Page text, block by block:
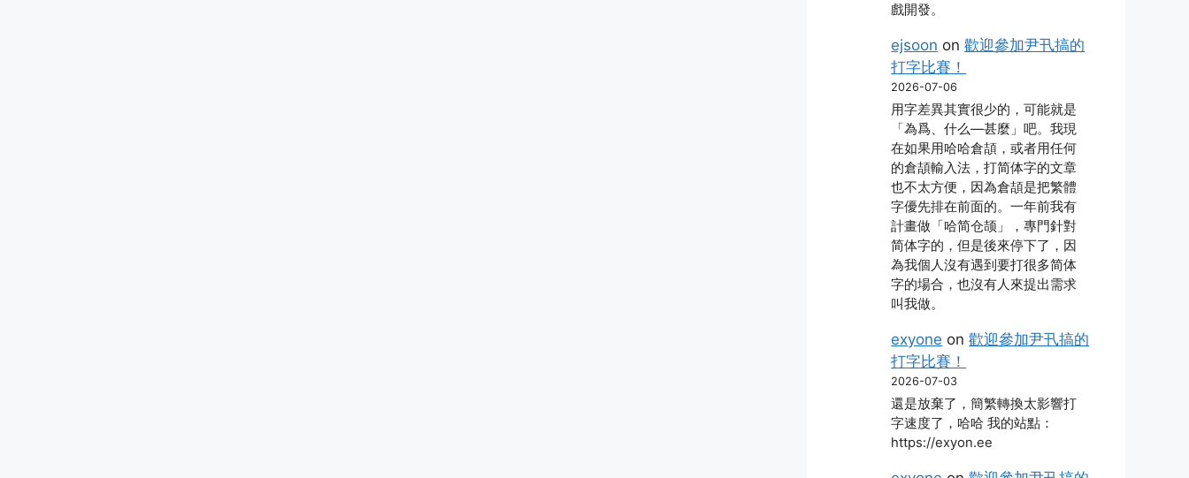
戲開發。
ejsoon on歡迎參加尹卂搞的
打字比賽！
2026-07-06
用字差異其實很少的，可能就是
「為爲、什么―甚麼」吧。我現
在如果用哈哈倉頡，或者用任何
的倉頡輸入法，打简体字的文章
也不太方便，因為倉頡是把繁體
字優先排在前面的。一年前我有
計畫做「哈简仓颉」，專門針對
简体字的，但是後來停下了，因
為我個人沒有遇到要打很多简体
字的場合，也沒有人來提出需求
叫我做。
exyone on歡迎參加尹卂搞的
打字比賽！
2026-07-03
還是放棄了，簡繁轉換太影響打
字速度了，哈哈 我的站點：
https://exyon.ee